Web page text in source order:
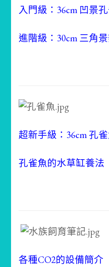
入門級：36cm 凹景
進階級：30cm 三角
超新手級：36cm 孔
孔雀魚的水草缸養法
各種CO2的設備簡介